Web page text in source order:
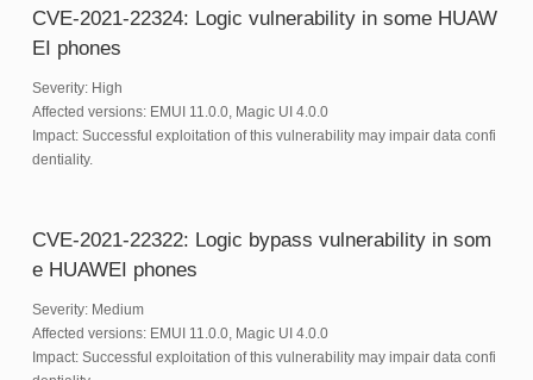
CVE-2021-22324: Logic vulnerability in some HUAW
EI phones
Severity: High
Affected versions: EMUI 11.0.0, Magic UI 4.0.0
Impact: Successful exploitation of this vulnerability may impair data confi
dentiality.
CVE-2021-22322: Logic bypass vulnerability in som
e HUAWEI phones
Severity: Medium
Affected versions: EMUI 11.0.0, Magic UI 4.0.0
Impact: Successful exploitation of this vulnerability may impair data confi